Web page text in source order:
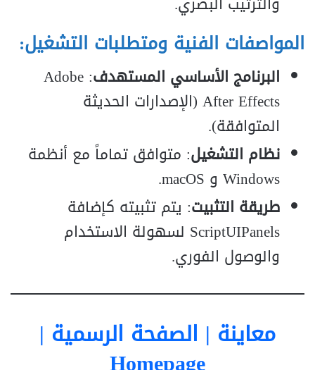
المواصفات الفنية ومتطلبات التشغيل:
البرنامج الأساسي المستهدف : Adobe
After Effects (الإصدارات الحديثة
المتوافقة).
نظام التشغيل: متوافق تماماً مع أنظمة
Windows و macOS.
طريقة التثبيت: يتم تثبيته كإضافة
ScriptUIPanels لسهولة الاستخدام
والوصول الفوري.
معاينة | الصفحة الرسمية |